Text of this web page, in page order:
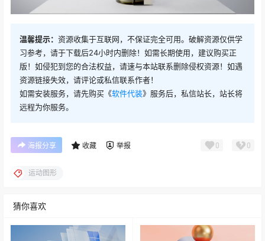
温馨提示： 资源收集于互联网，不保证完全可用。破解资源仅供学
习参考，请于下载后24小时内删除！如需长期使用，建议购买正
版！如侵犯到您的合法权益，请速与本站联系删除侵权资源！如遇
资源链接失效，请评论或私信联系作者！
如需安装服务，请先购买《软件代装》服务后，私信站长，站长将
远程为你服务。
海报分享 收藏 举报 0 0
运动图形
猜你喜欢